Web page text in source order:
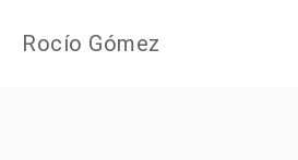
Rocío Gómez